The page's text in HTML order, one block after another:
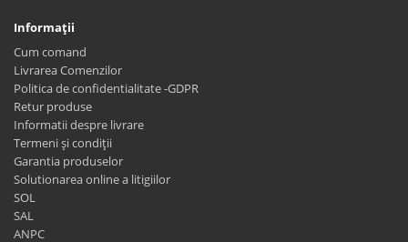
Informaţii
Cum comand
Livrarea Comenzilor
Politica de confidentialitate -GDPR
Retur produse
Informatii despre livrare
Termeni și condiții
Garantia produselor
Solutionarea online a litigiilor
SOL
SAL
ANPC